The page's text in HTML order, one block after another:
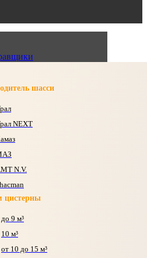
шасси
NEXT
N.V.
цистерны
до 9 м³
10 м³
от 10 до 15 м³